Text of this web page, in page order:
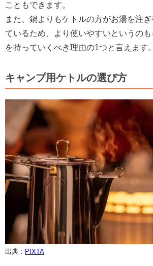
こともできます。
また、鍋よりもケトルの方がお湯を注
ているため、より使いやすいというの
を持っていくべき理由の1つと言えます。
キャンプ用ケトルの選び方
出典： PIXTA